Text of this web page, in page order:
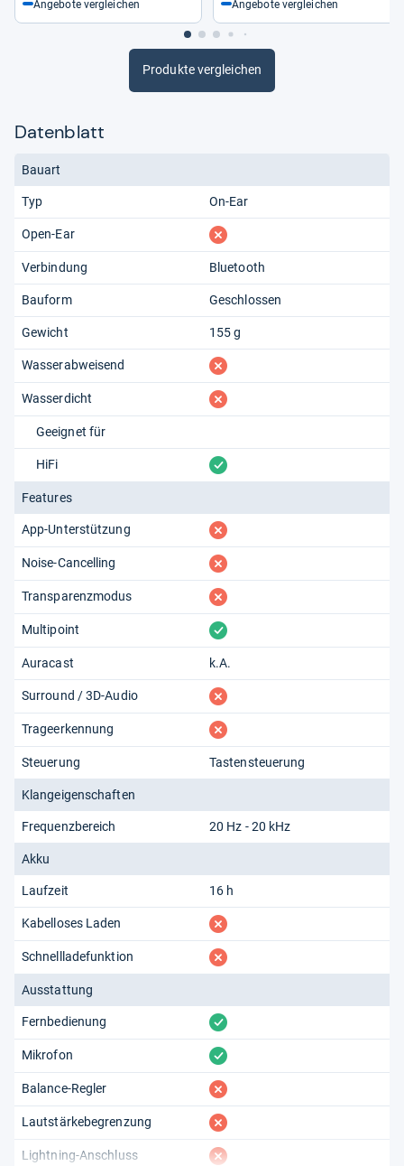
Angebote vergleichen Angebote vergleichen
Produkte vergleichen
Datenblatt
Bauart
Typ On-Ear
Open-Ear fehlt
Verbindung Bluetooth
Bauform Geschlossen
Gewicht 155 g
Wasserabweisend fehlt
Wasserdicht fehlt
Geeignet für
HiFi vorhanden
Features
App-Unterstützung fehlt
Noise-Cancelling fehlt
Transparenzmodus fehlt
Multipoint vorhanden
Auracast k.A.
Surround / 3D-Audio fehlt
Trageerkennung fehlt
Steuerung Tastensteuerung
Klangeigenschaften
Frequenzbereich 20 Hz - 20 kHz
Akku
Laufzeit 16 h
Kabelloses Laden fehlt
Schnellladefunktion fehlt
Ausstattung
Fernbedienung vorhanden
Mikrofon vorhanden
Balance-Regler fehlt
Lautstärkebegrenzung fehlt
Lightning-Anschluss fehlt